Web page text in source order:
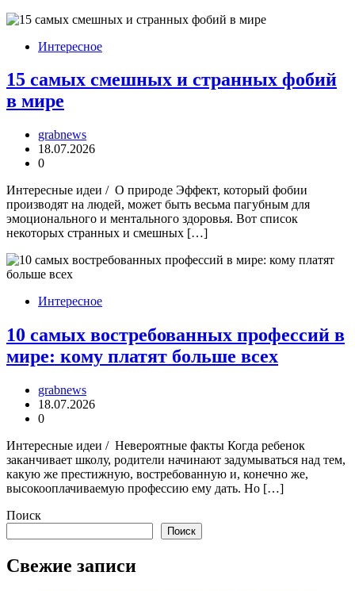
Интересное
15 самых смешных и странных фобий
в мире
grabnews
18.07.2026
0
Интересные идеи / О природе Эффект, который фобии
производят на людей, может быть весьма пагубным для
эмоционального и ментального здоровья. Вот список
некоторых странных и смешных […]
Интересное
10 самых востребованных профессий в
мире: кому платят больше всех
grabnews
18.07.2026
0
Интересные идеи / Невероятные факты Когда ребенок
заканчивает школу, родители начинают задумываться над тем,
какую же престижную, востребованную и, конечно же,
высокооплачиваемую профессию ему дать. Но […]
Поиск
Поиск
Свежие записи